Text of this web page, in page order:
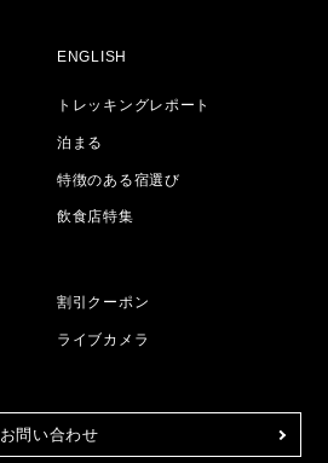
ENGLISH
トレッキングレポート
泊まる
特徴のある宿選び
飲食店特集
割引クーポン
ライブカメラ
お問い合わせ